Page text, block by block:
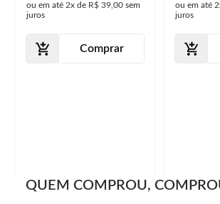
ou em até 2x de R$ 39,00 sem
juros
Comprar
ou em até
juros
QUEM COMPROU,